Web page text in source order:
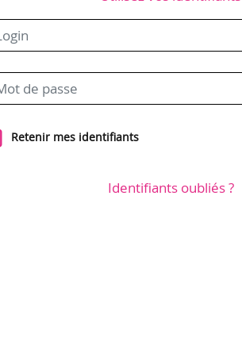
Retenir mes identifiants
Identifiants oubliés ?